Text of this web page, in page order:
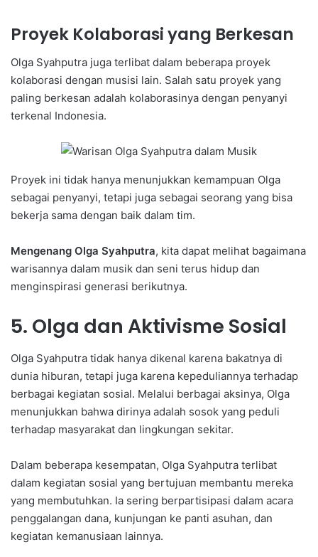
Proyek Kolaborasi yang Berkesan
Olga Syahputra juga terlibat dalam beberapa proyek
kolaborasi dengan musisi lain. Salah satu proyek yang
paling berkesan adalah kolaborasinya dengan penyanyi
terkenal Indonesia.
Proyek ini tidak hanya menunjukkan kemampuan Olga
sebagai penyanyi, tetapi juga sebagai seorang yang bisa
bekerja sama dengan baik dalam tim.
Mengenang Olga Syahputra, kita dapat melihat bagaimana
warisannya dalam musik dan seni terus hidup dan
menginspirasi generasi berikutnya.
5. Olga dan Aktivisme Sosial
Olga Syahputra tidak hanya dikenal karena bakatnya di
dunia hiburan, tetapi juga karena kepeduliannya terhadap
berbagai kegiatan sosial. Melalui berbagai aksinya, Olga
menunjukkan bahwa dirinya adalah sosok yang peduli
terhadap masyarakat dan lingkungan sekitar.
Dalam beberapa kesempatan, Olga Syahputra terlibat
dalam kegiatan sosial yang bertujuan membantu mereka
yang membutuhkan. Ia sering berpartisipasi dalam acara
penggalangan dana, kunjungan ke panti asuhan, dan
kegiatan kemanusiaan lainnya.